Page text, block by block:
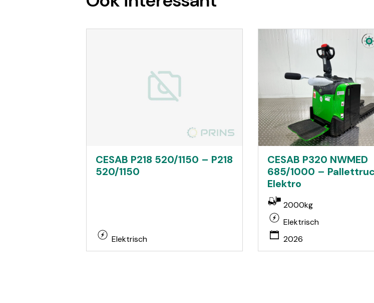
CESAB P218 520/1150 – P218
520/1150
Elektrisch
CESAB P320 NWMED
685/1000 –
Elektro
2000kg
Elektrisch
2026